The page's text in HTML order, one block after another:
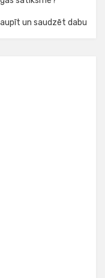
un saudzēt dabu